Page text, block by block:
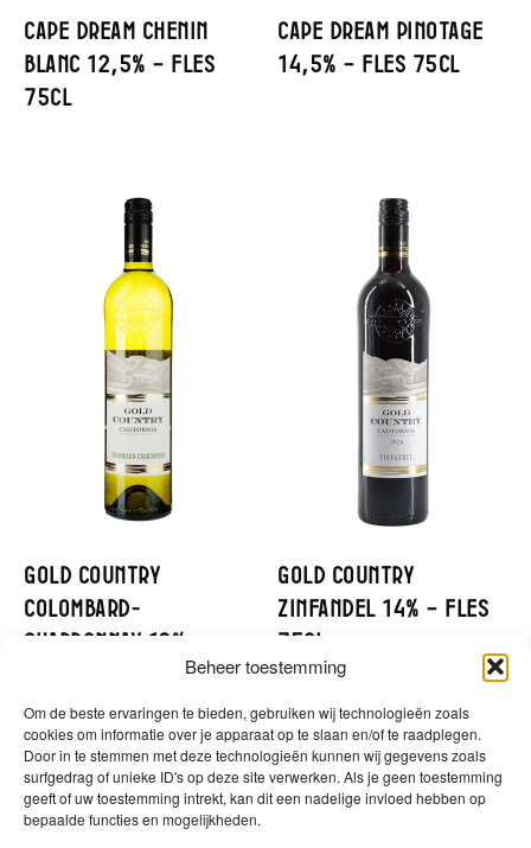
Beheer toestemming
Om de beste ervaringen te bieden, gebruiken wij technologieën zoals
cookies om informatie over je apparaat op te slaan en/of te raadplegen.
Door in te stemmen met deze technologieën kunnen wij gegevens zoals
surfgedrag of unieke ID's op deze site verwerken. Als je geen toestemming
geeft of uw toestemming intrekt, kan dit een nadelige invloed hebben op
bepaalde functies en mogelijkheden.
Cape Dream Chenin
Blanc 12,5% – Fles
75cl
Cape Dream Pinotage
14,5% – Fles 75cl
Gold Country
Colombard-
Chardonnay 12% –
Gold Country
Zinfandel 14% – Fles
75cl